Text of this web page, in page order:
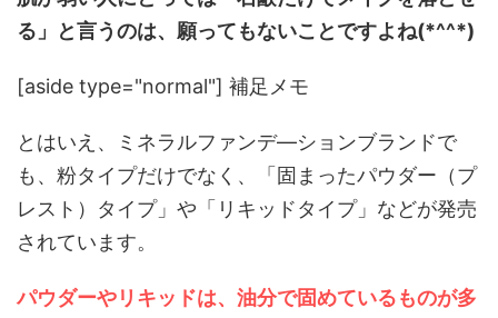
る」と言うのは、願ってもないことですよね(*^^*)
[aside type="normal"] 補足メモ
とはいえ、ミネラルファンデ―ションブランドで
も、粉タイプだけでなく、「固まったパウダー（プ
レスト）タイプ」や「リキッドタイプ」などが発売
されています。
パウダーやリキッドは、油分で固めているものが多